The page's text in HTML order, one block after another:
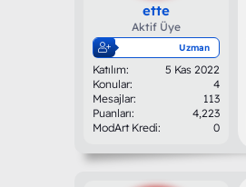
ette
Aktif Üye
Uzman
Katılım
5 Kas 2022
Konular
4
Mesajlar
113
Puanları
4,223
ModArt Kredi
0